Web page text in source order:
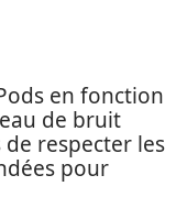
en fonction
de bruit
de respecter les
pour